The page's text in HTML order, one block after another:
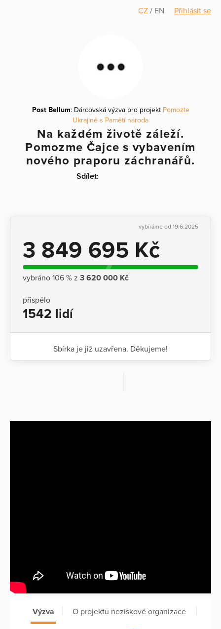
CZ / EN Přihlásit se
Post Bellum: Dárcovská výzva pro projekt Pomozte
Ukrajině s Pamětí národa
Na každém životě záleží.
Pomozme Čajce s vybavením
nového praporu záchranářů.
Sdílet:
vybíráme od 19.6.2025
3 849 695 Kč
vybráno 106 % z 3 620 000 Kč
přispělo
1542 lidí
Sbírka je již uzavřena. Děkujeme!
Výzva O projektu neziskové organizace